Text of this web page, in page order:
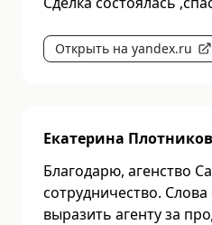
Открыть на yandex.ru
Екатерина
Благодарю, агенство
сотрудничество.
выразить агенту за